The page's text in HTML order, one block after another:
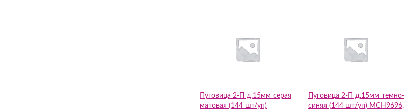
Пуговица 2-П д.15мм серая
матовая (144 шт/уп)
Пуговица 2-П д.15мм темно-
синяя (144 шт/уп) MCH9696,